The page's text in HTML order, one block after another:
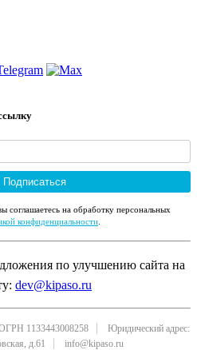
Подписаться
соглашаетесь на обработку персональных
конфиденциальности
по улучшению сайта на
dev@kipaso.ru
1133443008258
Юридический адрес:
д.61
info@kipaso.ru